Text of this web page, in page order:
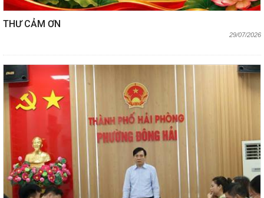
THƯ CẢM ƠN
29/07/2026